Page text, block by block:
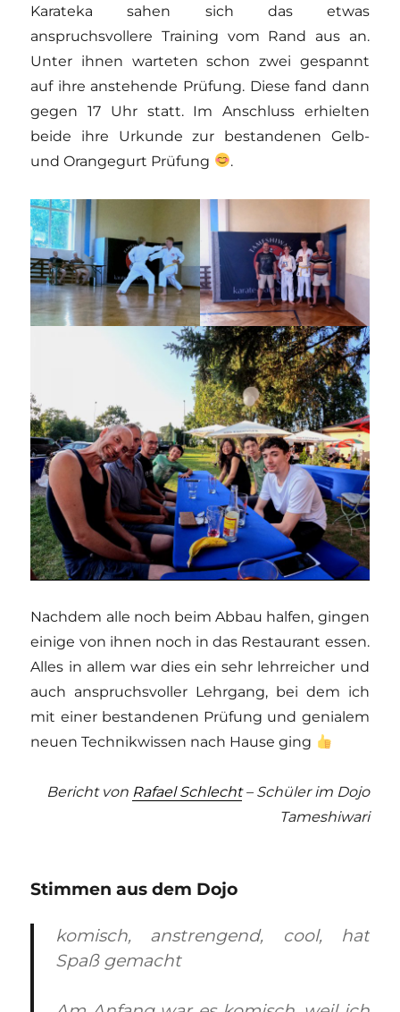
Karateka sahen sich das etwas
anspruchsvollere Training vom Rand aus an.
Unter ihnen warteten schon zwei gespannt
auf ihre anstehende Prüfung. Diese fand dann
gegen 17 Uhr statt. Im Anschluss erhielten
beide ihre Urkunde zur bestandenen Gelb-
und Orangegurt Prüfung
.
Nachdem alle noch beim Abbau halfen, gingen
einige von ihnen noch in das Restaurant essen.
Alles in allem war dies ein sehr lehrreicher und
auch anspruchsvoller Lehrgang, bei dem ich
mit einer bestandenen Prüfung und genialem
neuen Technikwissen nach Hause ging
Bericht von Rafael Schlecht– Schüler im Dojo
Tameshiwari
Stimmen aus dem Dojo
komisch, anstrengend, cool, hat
Spaß gemacht